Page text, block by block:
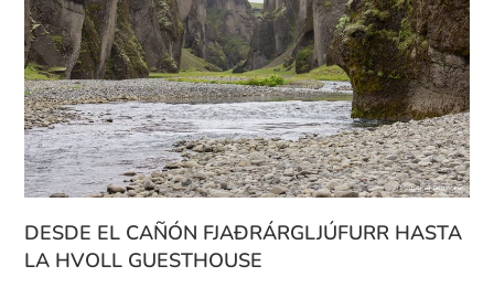
DESDE EL CAÑÓN FJAÐRÁRGLJÚFURR HASTA
LA HVOLL GUESTHOUSE